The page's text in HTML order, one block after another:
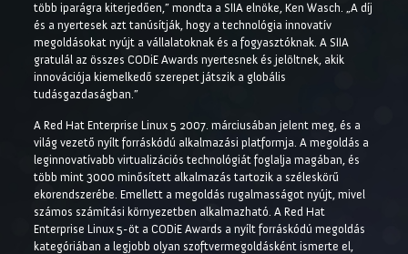
több iparágra kiterjedően,” mondta a SIIA elnöke, Ken Wasch. „A díj
és a nyertesek azt tanúsítják, hogy a technológia innovatív
megoldásokat nyújt a vállalatoknak és a fogyasztóknak. A SIIA
gratulál az összes CODiE Awards nyertesnek és jelöltnek, akik
innovációja kiemelkedő szerepet játszik a globális
tudásgazdaságban.”
A Red Hat Enterprise Linux 5 2007. márciusában jelent meg, és a
világ vezető nyílt forráskódú alkalmazási platformja. A megoldás a
leginnovatívabb virtualizációs technológiát foglalja magában, és
több mint 3000 minősített alkalmazás tartozik a széleskörű
ekorendszerébe. Emellett a megoldás rugalmasságot nyújt, mivel
számos számítási környezetben alkalmazható. A Red Hat
Enterprise Linux 5-öt a CODiE Awards a nyílt forráskódú megoldás
kategóriában a legjobb olyan szoftvermegoldásként ismerte el,